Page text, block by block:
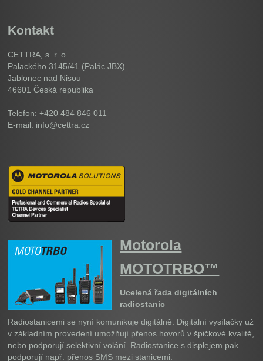
Kontakt
CETTRA, s. r. o.
Palackého 3145/41 (Palác JBX)
Jablonec nad Nisou
46601Česká republika
Telefon: +420 484 846 011
E-mail: info@cettra.cz
Motorola
MOTOTRBO™
Ucelená řada digitálních
radiostanic
Radiostanicemi se nyní komunikuje digitálně. Digitální vysílačky už
v základním provedení umožňují přenos hovorů v špičkové kvalitě,
nebo podporují selektivní volání. Radiostanice s displejem pak
podporují např. přenos SMS mezi stanicemi.